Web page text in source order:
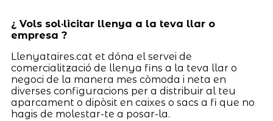
¿ Vols sol·licitar llenya a la teva llar o
empresa ?
Llenyataires.cat et dóna el servei de
comercialització de llenya fins a la teva llar o
negoci de la manera mes còmoda i neta en
diverses configuracions per a distribuir al teu
aparcament o dipòsit en caixes o sacs a fi que no
hagis de molestar-te a posar-la.